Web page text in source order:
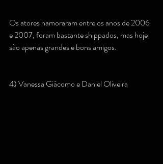
Os atores namoraram entre os anos de 2006
e 2007, foram bastante shippados, mas hoje
são apenas grandes e bons amigos.
4) Vanessa Giácomo e Daniel Oliveira